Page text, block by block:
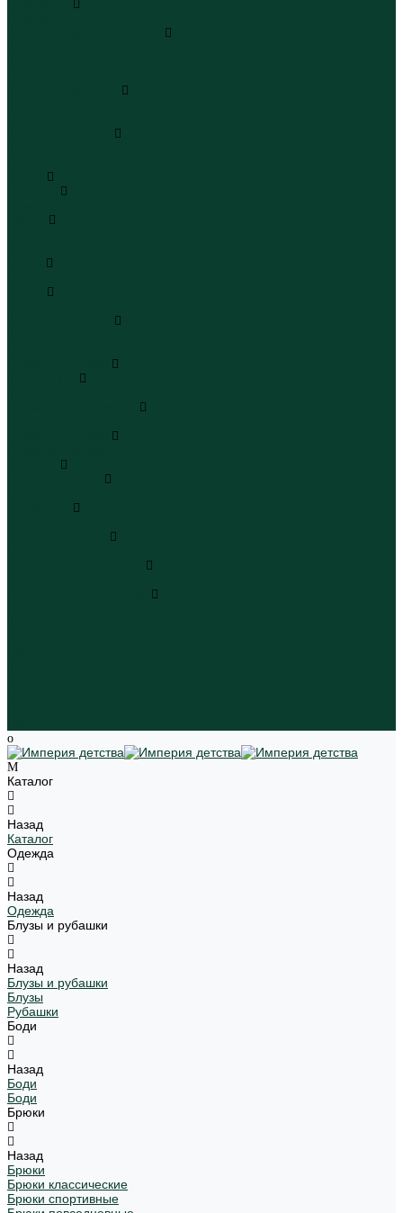
Каталог
Назад
Каталог
Одежда
Назад
Одежда
Блузы и рубашки
Назад
Блузы и рубашки
Блузы
Рубашки
Боди
Назад
Боди
Боди
Брюки
Назад
Брюки
Брюки классические
Брюки спортивные